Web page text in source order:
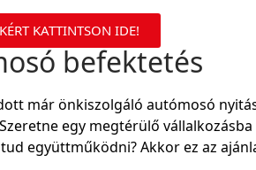
KATTINTSON IDE!
befektetés
már önkiszolgáló autómosó
egy megtérülő
együttműködni? Akkor ez az